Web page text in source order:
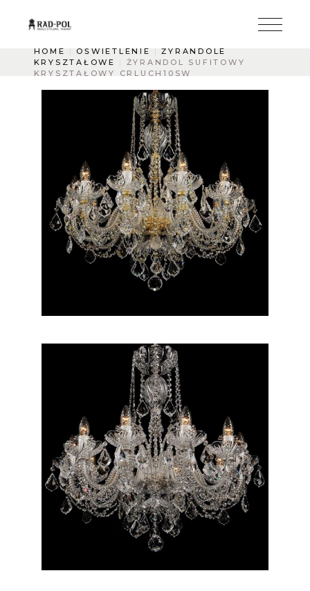
HOME OŚWIETLENIE
ŻYRANDOLE
KRYSZTAŁOWE
ŻYRANDOL SUFITOWY
KRYSZTAŁOWY CRLUCH10SW